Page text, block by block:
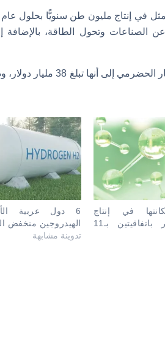
عن الصناعات وتحول الطاقة، بالإضافة
وفيما يتعلق بحجم الاستثمارات المرتبطة بهذه
6 دول عربية
الهيدروجين منخفض
تدوينة مشابهة
في إنتاج
الهيدروجين الأخضر باتفاقيتين بـ11